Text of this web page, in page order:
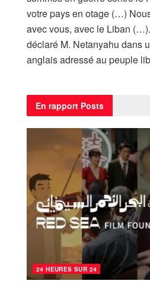
votre pays en otage (…)
avec vous, avec le Liban
déclaré M. Netanyahu dans
anglais adressé au peuple
En rapport Posts
24 HEURES SUR 24